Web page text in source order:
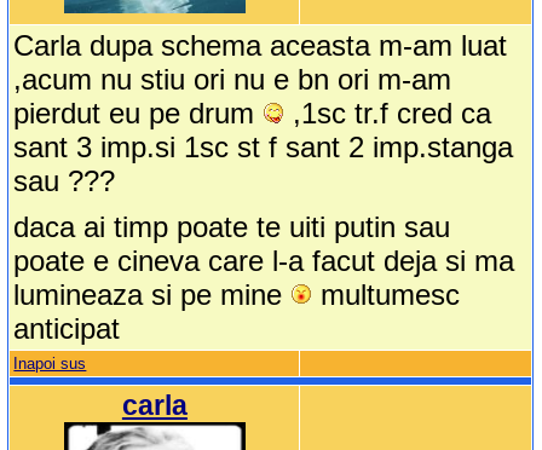
Carla dupa schema aceasta m-am luat
,acum nu stiu ori nu e bn ori m-am
pierdut eu pe drum
,1sc tr.f cred ca
sant 3 imp.si 1sc st f sant 2 imp.stanga
sau ???
daca ai timp poate te uiti putin sau
poate e cineva care l-a facut deja si ma
lumineaza si pe mine
multumesc
anticipat
Inapoi sus
carla